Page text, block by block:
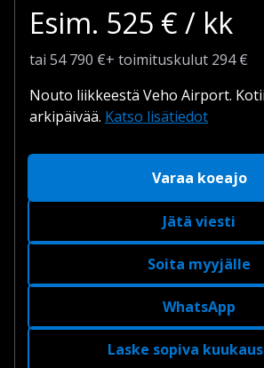
Esim. 525 € / kk
tai 54 790 €+ toimituskulut 294 €
Nouto liikkeestä Veho Airport.
arkipäivää. Katso lisätiedot
Varaa koeajo
Jätä viesti
Soita myyjälle
WhatsApp
Laske sopiva